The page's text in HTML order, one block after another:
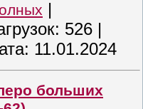
|
526 |
11.01.2024
больших